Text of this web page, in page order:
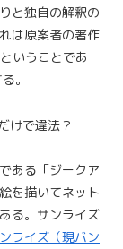
と独自の解釈の
は原案者の著作
いうことであ
。
けで違法？
ある「ジークア
を描いてネット
る。サンライズ
ライズ（現バン